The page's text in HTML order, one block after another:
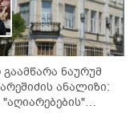
ნაურუმ
ანალიზი: